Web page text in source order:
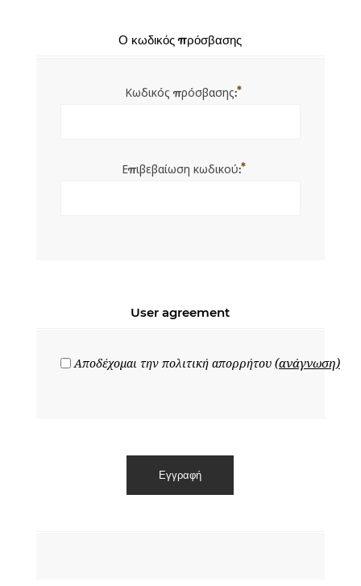
Ο κωδικός πρόσβασης
Κωδικός πρόσβασης:*
Επιβεβαίωση κωδικού:*
User agreement
Αποδέχομαι την πολιτική απορρήτου (ανάγνωση)